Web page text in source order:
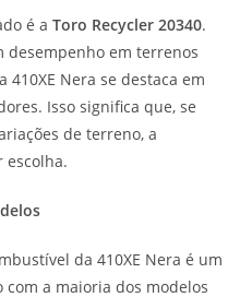
é a Toro Recycler 20340.
desempenho em terrenos
410XE Nera se destaca em
Isso significa que, se
de terreno, a
escolha.
da 410XE Nera é um
a maioria dos modelos